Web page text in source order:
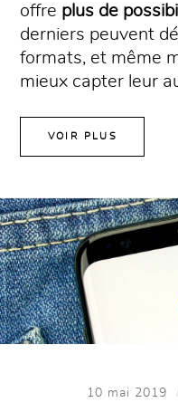
offre plus de
derniers peuvent
formats, et même
mieux capter leur
VOIR PLUS
10 mai 2019